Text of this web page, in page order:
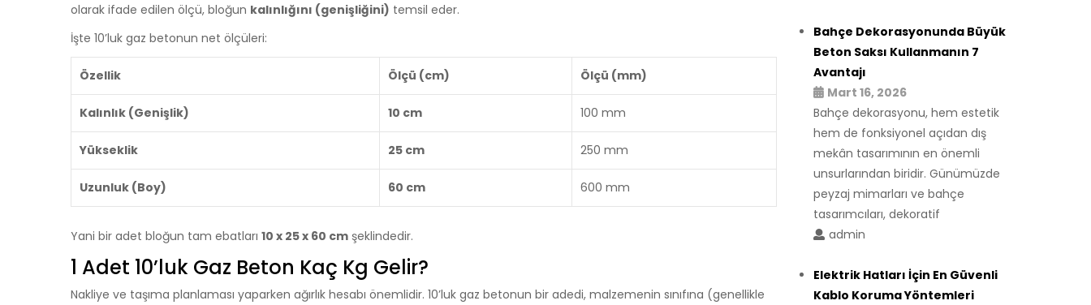
olarak ifade edilen ölçü, bloğun kalınlığını (genişliğini) temsil eder.
İşte 10’luk gaz betonun net ölçüleri:
Özellik Ölçü (cm) Ölçü (mm)
Kalınlık (Genişlik) 10 cm 100 mm
Yükseklik 25 cm 250 mm
Uzunluk (Boy) 60 cm 600 mm
Yani bir adet bloğun tam ebatları 10 x 25 x 60 cm şeklindedir.
1 Adet 10’luk Gaz Beton Kaç Kg Gelir?
Nakliye ve taşıma planlaması yaparken ağırlık hesabı önemlidir. 10’luk gaz betonun bir adedi, malzemenin sınıfına (genellikle
Bahçe Dekorasyonunda Büyük
Beton Saksı Kullanmanın 7
Avantajı
Mart 16, 2026
Bahçe dekorasyonu, hem estetik
hem de fonksiyonel açıdan dış
mekân tasarımının en önemli
unsurlarından biridir. Günümüzde
peyzaj mimarları ve bahçe
tasarımcıları, dekoratif
admin
Elektrik Hatları İçin En Güvenli
Kablo Koruma Yöntemleri